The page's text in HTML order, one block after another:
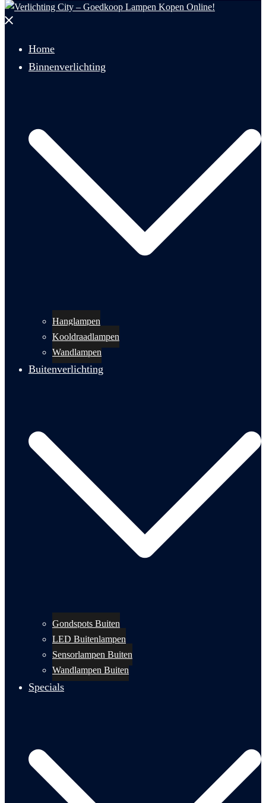
Menu
Home
Binnenverlichting
Hanglampen
Kooldraadlampen
Wandlampen
Buitenverlichting
Gondspots Buiten
LED Buitenlampen
Sensorlampen Buiten
Wandlampen Buiten
Specials